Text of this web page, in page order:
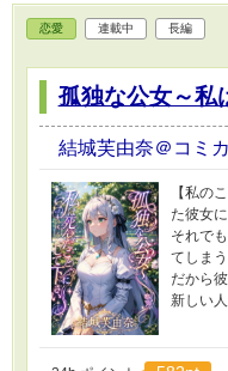
恋愛 連載中 長編
孤独な公女～私
結城芙由奈＠コミ
【私の
た彼女
それで
てしま
だから
新しい